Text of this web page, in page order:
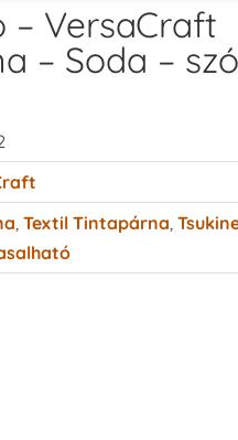
– VersaCraft
– Soda –
Textil Tintapárna